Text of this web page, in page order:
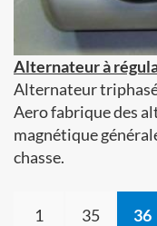
Alternateur à
Alternateur
Aero fabrique des
magnétique
chasse.
1 35 36